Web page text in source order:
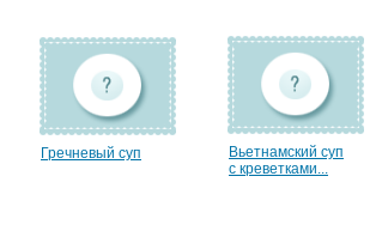
Гречневый суп
Вьетнамский суп
с креветками...